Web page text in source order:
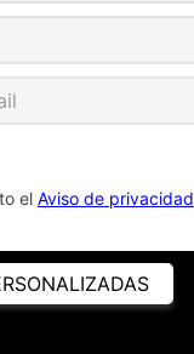
el Aviso de privacidad